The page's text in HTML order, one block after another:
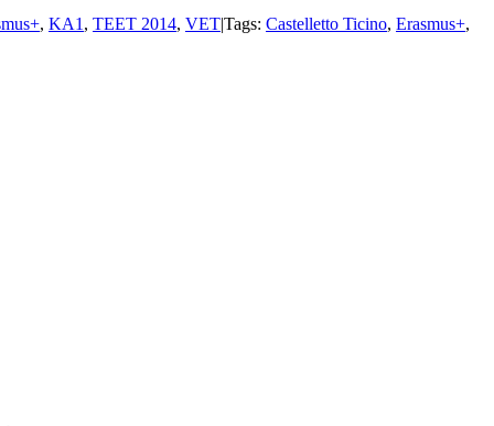
, KA1 , TEET 2014, VET|Tags: Castelletto Ticino, Erasmus+,